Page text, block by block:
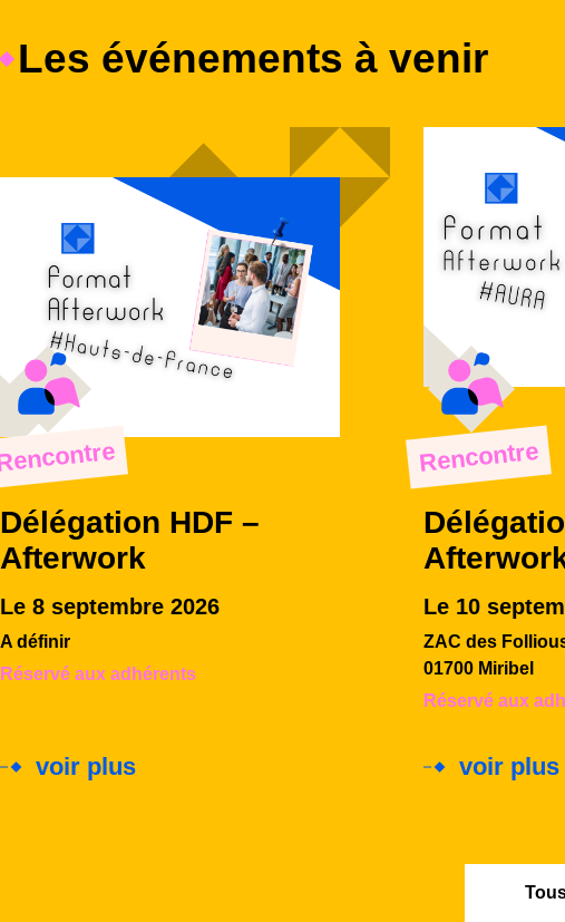
Les événements à venir
Délégation HDF –
Afterwork
Le 8 septembre 2026
A définir
Réservé aux adhérents
voir plus
Rencontre
Le 10
ZAC des
01700 Miribel
Réservé aux
voir plus